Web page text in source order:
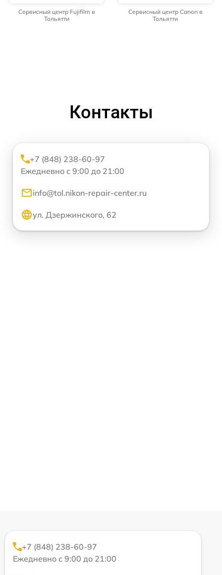
Сервисный центр Fujifilm в
Тольятти
Сервисный центр Canon в
Тольятти
Контакты
+7 (848) 238-60-97
Ежедневно с 9:00 до 21:00
info@tol.nikon-repair-center.ru
ул. Дзержинского, 62
+7 (848) 238-60-97
Ежедневно с 9:00 до 21:00